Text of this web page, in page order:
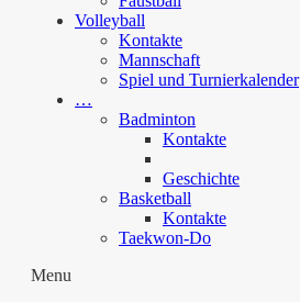
Volleyball
Kontakte
Mannschaft
Spiel und Turnierkalender
…
Badminton
Kontakte
Geschichte
Basketball
Kontakte
Taekwon-Do
Menu